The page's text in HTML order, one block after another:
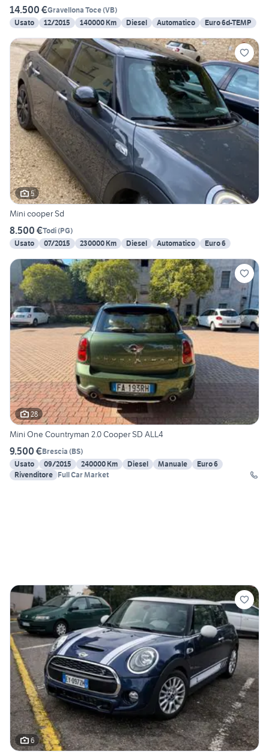
14.500 €Gravellona Toce(VB)
Usato
12/2015 140000 Km Diesel Automatico Euro 6d-TEMP
5
Mini cooper Sd
8.500 €Todi(PG)
Usato
07/2015 230000 Km Diesel Automatico Euro 6
28
Mini One Countryman 2.0 Cooper SD ALL4
9.500 €Brescia (BS)
Usato
09/2015 240000 Km Diesel Manuale
Euro 6
Rivenditore Full Car Market
6